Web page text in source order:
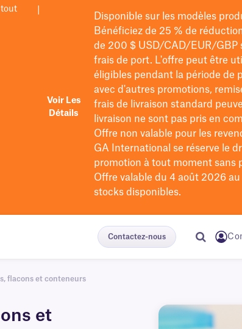
tout
Voir Les
Détails
Disponible sur les modèles
Bénéficiez de 25 % de
de 200 $USD/CAD/EUR/GBP
frais de port. L'offre peut être
éligibles pendant la période de
avec d'autres promotions,
frais de livraison standard
livraison ne sont pas pris en
Offre non valable pour les
GA International se réserve le
promotion à tout moment sans
Offre valable du 4 août 2026
stocks disponibles.
Contactez-nous
flacons et conteneurs
et